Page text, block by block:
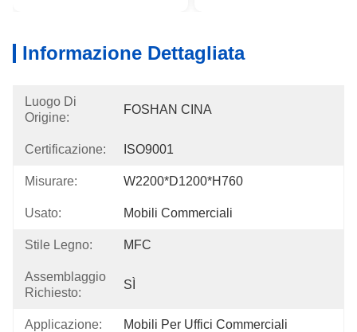
Informazione Dettagliata
Luogo Di
Origine:
FOSHAN CINA
Certificazione: ISO9001
Misurare: W2200*D1200*H760
Usato: Mobili Commerciali
Stile Legno: MFC
Assemblaggio
Richiesto:
SÌ
Applicazione: Mobili Per Uffici Commerciali